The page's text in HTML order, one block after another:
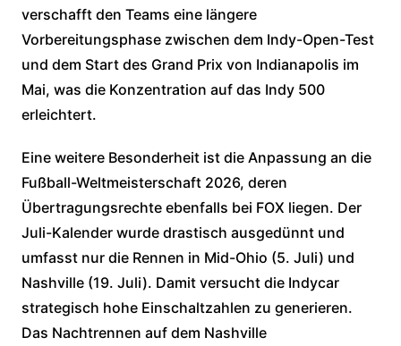
verschafft den Teams eine längere
Vorbereitungsphase zwischen dem Indy-Open-Test
und dem Start des Grand Prix von Indianapolis im
Mai, was die Konzentration auf das Indy 500
erleichtert.
Eine weitere Besonderheit ist die Anpassung an die
Fußball-Weltmeisterschaft 2026, deren
Übertragungsrechte ebenfalls bei FOX liegen. Der
Juli-Kalender wurde drastisch ausgedünnt und
umfasst nur die Rennen in Mid-Ohio (5. Juli) und
Nashville (19. Juli). Damit versucht die Indycar
strategisch hohe Einschaltzahlen zu generieren.
Das Nachtrennen auf dem Nashville